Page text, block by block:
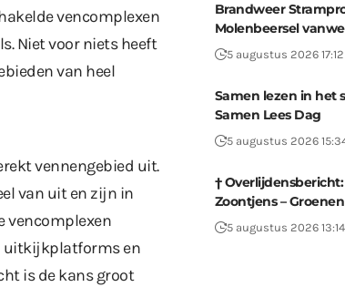
vencomplexen
Niet voor niets heeft
van heel
vennengebied uit.
van uit en zijn in
vencomplexen
uitkijkplatforms en
is de kans groot
Brandweer
Molenbeersel
5 augustus 2026 17:12
Samen lezen in het
Samen Lees Dag
5 augustus 2026
†
Zoontjens – Groenen
5 augustus 2026 13:14